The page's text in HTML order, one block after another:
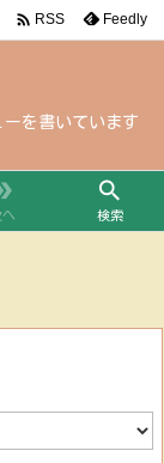
を書いています
へ

検索
 RSS Feedly